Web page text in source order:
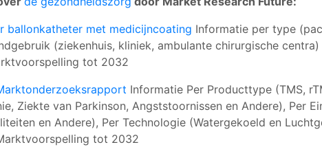
ballonkatheter met medicijncoating Informatie per type
(ziekenhuis, kliniek, ambulante chirurgische
tot 2032
Informatie Per Producttype (TMS,
Ziekte van Parkinson, Angststoornissen en Andere), Per
en Andere), Per Technologie (Watergekoeld en
tot 2032